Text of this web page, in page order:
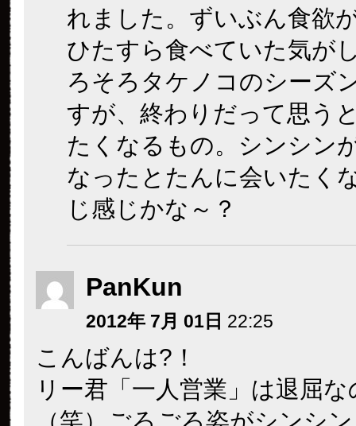
れました。ずいぶん食欲
ひたすら食べていた気が
ろそろタケノコのシーズ
すが、終わりだって思う
たくなるもの。シンシン
なったとたんに会いたく
じ感じかな～？
PanKun
2012年 7月 01日 22:25
こんばんは?！
リー君「一人営業」は退屈